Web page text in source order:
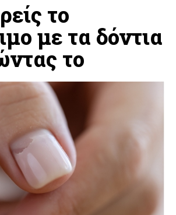
το
με τα δόντια
το